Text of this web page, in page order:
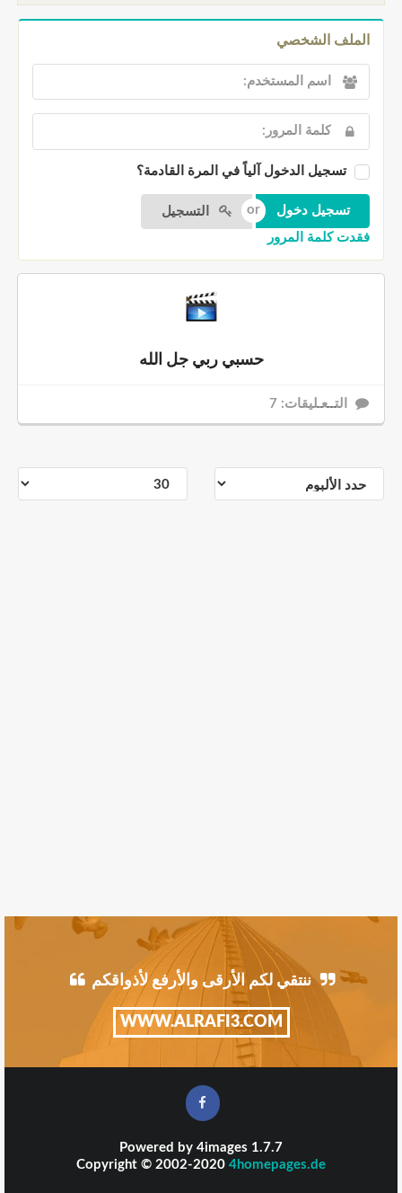
الملف الشخصي
تسجيل الدخول آلياً في المرة القادمة؟
التسجيل
فقدت كلمة المرور
حسبي ربي جل الله
التــعـليقات: 7
ننتقي لكم الأرقى والأرفع لأذواقكم
WWW.ALRAFI3.COM
Powered by 4images 1.7.7
Copyright © 2002-2020 4homepages.de